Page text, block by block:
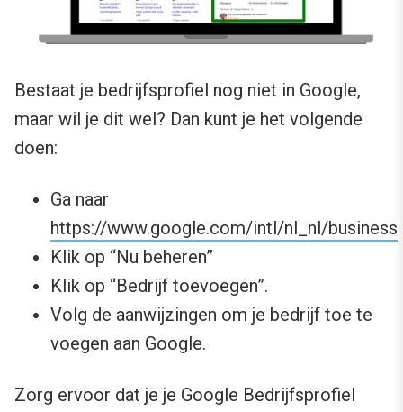
Bestaat je bedrijfsprofiel nog niet in Google,
maar wil je dit wel? Dan kunt je het volgende
doen:
Ga naar
https://www.google.com/intl/nl_nl/business
Klik op “Nu beheren”
Klik op “Bedrijf toevoegen”.
Volg de aanwijzingen om je bedrijf toe te
voegen aan Google.
Zorg ervoor dat je je Google Bedrijfsprofiel